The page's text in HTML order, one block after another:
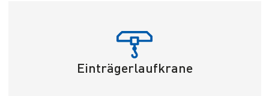
Einträgerlaufkrane